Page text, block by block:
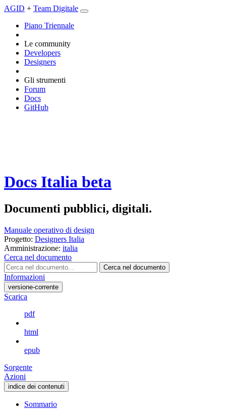
AGID + Team Digitale
Piano Triennale
Le community
Developers
Designers
Gli strumenti
Forum
Docs
GitHub
Docs Italia beta
Documenti pubblici, digitali.
Manuale operativo di design
Progetto: Designers Italia
Amministrazione: italia
Cerca nel documento
Cerca nel documento
Informazioni
versione-corrente
Scarica
pdf
html
epub
Sorgente
Azioni
indice dei contenuti
Sommario